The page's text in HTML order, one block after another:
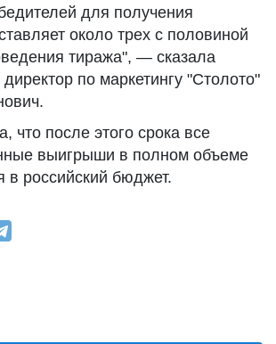
для получения
около трех с половиной
тиража", — сказала
по маркетингу "Столото"
что после этого срока все
выигрыши в полном объеме
в российский бюджет.